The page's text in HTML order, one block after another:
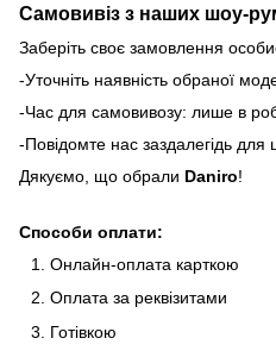
Самовивіз з наших шоу-
Заберіть своє замовлення
-Уточніть наявність обраної
-Час для самовивозу: лише в
-Повідомте нас заздалегідь для
Дякуємо, що обрали Daniro!
Способи оплати:
Онлайн-оплата карткою
Оплата за реквізитами
Готівкою